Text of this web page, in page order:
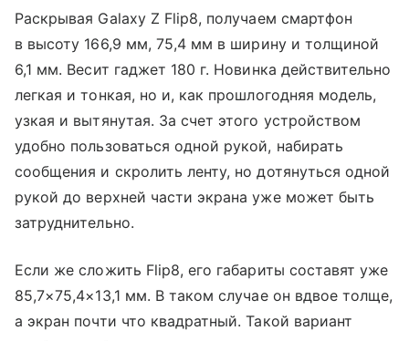
Раскрывая Galaxy Z Flip8, получаем смартфон
в высоту 166,9 мм, 75,4 мм в ширину и толщиной
6,1 мм. Весит гаджет 180 г. Новинка действительно
легкая и тонкая, но и, как прошлогодняя модель,
узкая и вытянутая. За счет этого устройством
удобно пользоваться одной рукой, набирать
сообщения и скролить ленту, но дотянуться одной
рукой до верхней части экрана уже может быть
затруднительно.
Если же сложить Flip8, его габариты составят уже
85,7×75,4×13,1 мм. В таком случае он вдвое толще,
а экран почти что квадратный. Такой вариант